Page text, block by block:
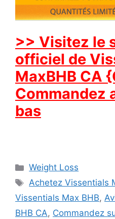
>> Visitez le
officiel de
MaxBHB CA
Commandez
bas
Categories
Weight Loss
Tags
Achetez Vissentials
Vissentials Max BHB,
BHB CA, Commandez